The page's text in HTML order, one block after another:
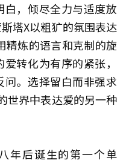
，倾尽全力与适度放
塔X以粗犷的氛围表达
精炼的语言和克制的旋
转化为有序的紧张，
。选择留白而非强求
世界中表达爱的另一种
年后诞生的第一个单